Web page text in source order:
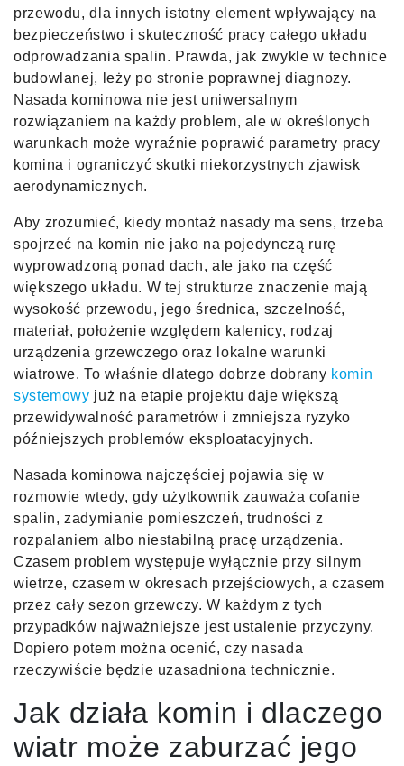
przewodu, dla innych istotny element wpływający na
bezpieczeństwo i skuteczność pracy całego układu
odprowadzania spalin. Prawda, jak zwykle w technice
budowlanej, leży po stronie poprawnej diagnozy.
Nasada kominowa nie jest uniwersalnym
rozwiązaniem na każdy problem, ale w określonych
warunkach może wyraźnie poprawić parametry pracy
komina i ograniczyć skutki niekorzystnych zjawisk
aerodynamicznych.
Aby zrozumieć, kiedy montaż nasady ma sens, trzeba
spojrzeć na komin nie jako na pojedynczą rurę
wyprowadzoną ponad dach, ale jako na część
większego układu. W tej strukturze znaczenie mają
wysokość przewodu, jego średnica, szczelność,
materiał, położenie względem kalenicy, rodzaj
urządzenia grzewczego oraz lokalne warunki
wiatrowe. To właśnie dlatego dobrze dobrany komin
systemowy już na etapie projektu daje większą
przewidywalność parametrów i zmniejsza ryzyko
późniejszych problemów eksploatacyjnych.
Nasada kominowa najczęściej pojawia się w
rozmowie wtedy, gdy użytkownik zauważa cofanie
spalin, zadymianie pomieszczeń, trudności z
rozpalaniem albo niestabilną pracę urządzenia.
Czasem problem występuje wyłącznie przy silnym
wietrze, czasem w okresach przejściowych, a czasem
przez cały sezon grzewczy. W każdym z tych
przypadków najważniejsze jest ustalenie przyczyny.
Dopiero potem można ocenić, czy nasada
rzeczywiście będzie uzasadniona technicznie.
Jak działa komin i dlaczego
wiatr może zaburzać jego